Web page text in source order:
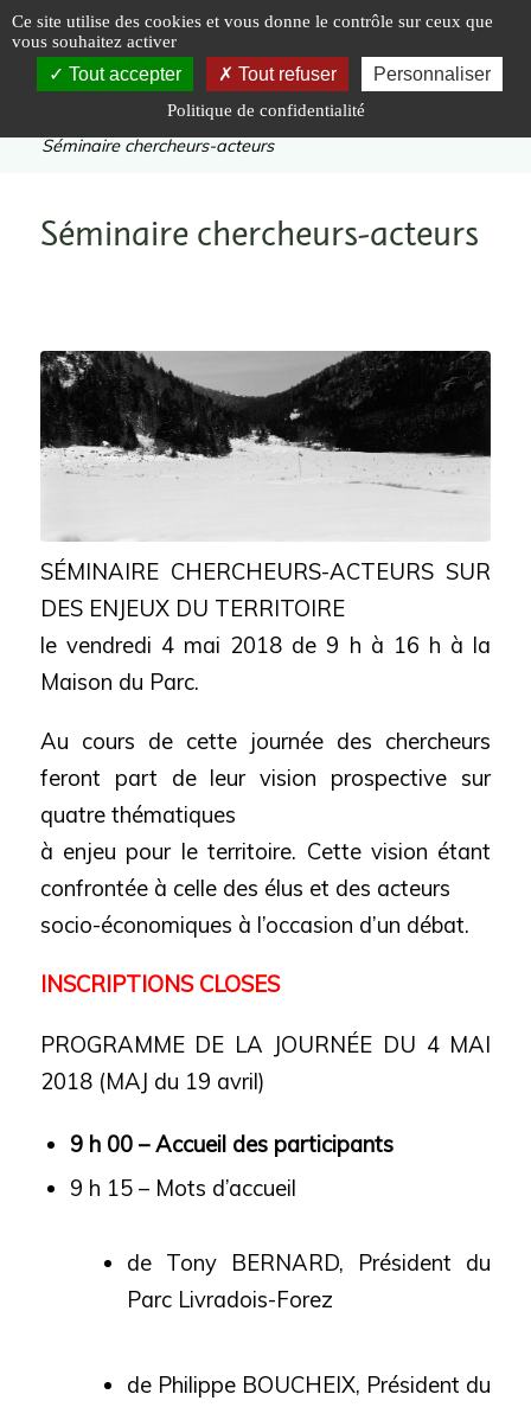
Accueil | A la une |
Séminaire chercheurs-acteurs
Séminaire chercheurs-acteurs
SÉMINAIRE CHERCHEURS-ACTEURS SUR
DES ENJEUX DU TERRITOIRE
le vendredi 4 mai 2018 de 9 h à 16 h à la
Maison du Parc.
Au cours de cette journée des chercheurs
feront part de leur vision prospective sur
quatre thématiques
à enjeu pour le territoire. Cette vision étant
confrontée à celle des élus et des acteurs
socio-économiques à l’occasion d’un débat.
INSCRIPTIONS CLOSES
PROGRAMME DE LA JOURNÉE DU 4 MAI
2018 (MAJ du 19 avril)
9 h 00 – Accueil des participants
9 h 15 – Mots d’accueil
de Tony BERNARD, Président du
Parc Livradois-Forez
de Philippe BOUCHEIX, Président du
Panneau de gestion des cookies
Ce site utilise des cookies et vous donne le contrôle sur ceux que
vous souhaitez activer
Tout accepter Tout refuser Personnaliser
Politique de confidentialité